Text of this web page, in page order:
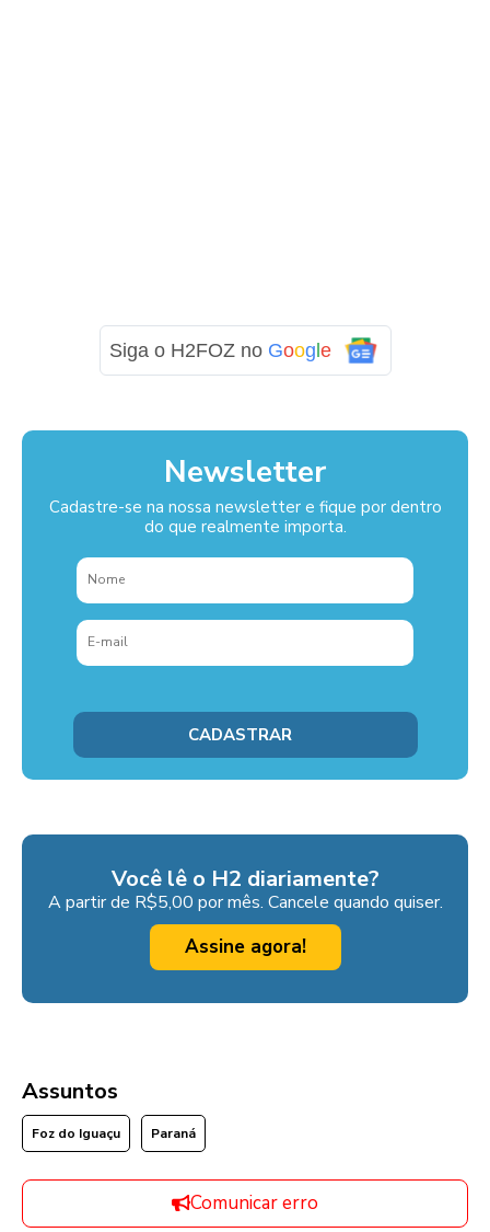
Siga o H2FOZ no Goog e
Newsletter
Cadastre-se na nossa newsletter e fique por dentro
do que realmente importa.
Você lê o H2 diariamente?
A partir de R$5,00 por mês. Cancele quando quiser.
Assine agora!
Assuntos
Foz do Iguaçu Paraná
Comunicar erro